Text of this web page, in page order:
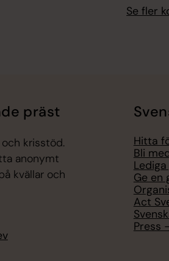
Se fler
präst
krisstöd.
anonymt
kvällar och
Hitta
Bli
Ge en
Act
Press